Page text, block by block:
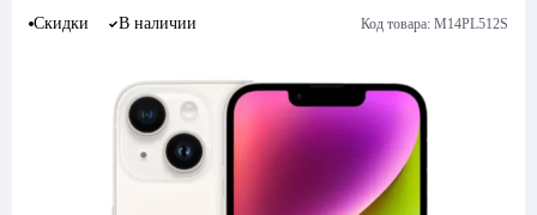
Скидки В наличии Код товара: M14PL512S